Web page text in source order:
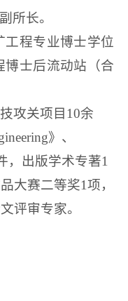
所长。
工程专业博士学位
博士后流动站（合
攻关项目 10余
》、
，出版学术专著1
大赛二等奖1项，
评审专家。